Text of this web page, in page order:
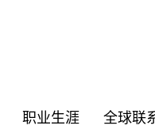
职业生涯 全球联